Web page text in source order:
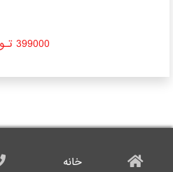
399000 تـومان
خانه